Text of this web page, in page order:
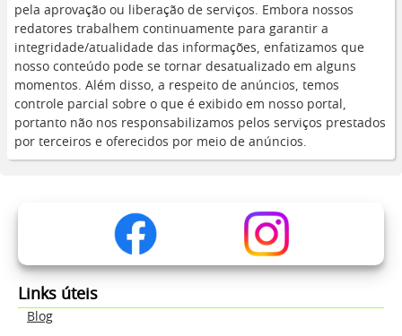
pela aprovação ou liberação de serviços. Embora nossos
redatores trabalhem continuamente para garantir a
integridade/atualidade das informações, enfatizamos que
nosso conteúdo pode se tornar desatualizado em alguns
momentos. Além disso, a respeito de anúncios, temos
controle parcial sobre o que é exibido em nosso portal,
portanto não nos responsabilizamos pelos serviços prestados
por terceiros e oferecidos por meio de anúncios.
Links úteis
Blog